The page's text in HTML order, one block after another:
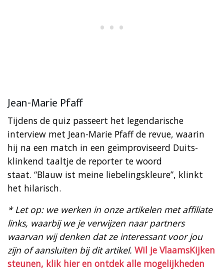
Jean-Marie Pfaff
Tijdens de quiz passeert het legendarische
interview met Jean-Marie Pfaff de revue, waarin
hij na een match in een geïmproviseerd Duits-
klinkend taaltje de reporter te woord
staat. “Blauw ist meine liebelingskleure”, klinkt
het hilarisch.
* Let op: we werken in onze artikelen met affiliate
links, waarbij we je verwijzen naar partners
waarvan wij denken dat ze interessant voor jou
zijn of aansluiten bij dit artikel. Wil je VlaamsKijken
steunen, klik hier en ontdek alle mogelijkheden